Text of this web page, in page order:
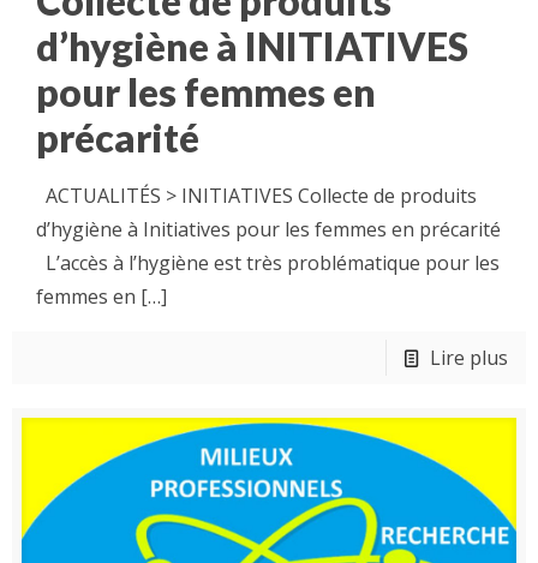
d’hygiène à INITIATIVES
pour les femmes en
précarité
ACTUALITÉS > INITIATIVES Collecte de produits
d’hygiène à Initiatives pour les femmes en précarité
L’accès à l’hygiène est très problématique pour les
femmes en […]
Lire plus